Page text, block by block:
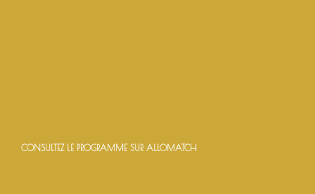
CONSULTEZ LE PROGRAMME SUR ALLOMATCH